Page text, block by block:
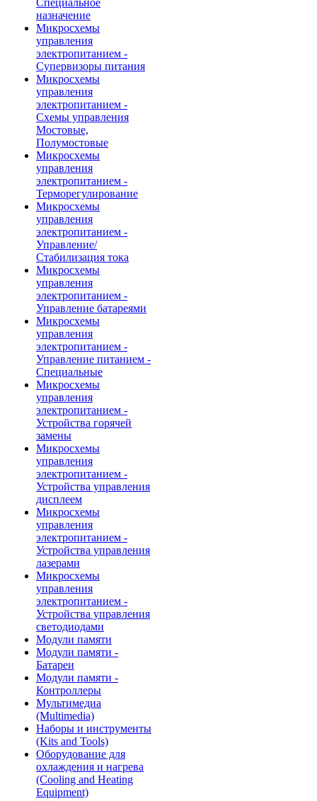
Специальное
назначение
Микросхемы
управления
электропитанием -
Супервизоры питания
Микросхемы
управления
электропитанием -
Схемы управления
Мостовые,
Полумостовые
Микросхемы
управления
электропитанием -
Терморегулирование
Микросхемы
управления
электропитанием -
Управление/
Стабилизация тока
Микросхемы
управления
электропитанием -
Управление батареями
Микросхемы
управления
электропитанием -
Управление питанием -
Специальные
Микросхемы
управления
электропитанием -
Устройства горячей
замены
Микросхемы
управления
электропитанием -
Устройства управления
дисплеем
Микросхемы
управления
электропитанием -
Устройства управления
лазерами
Микросхемы
управления
электропитанием -
Устройства управления
светодиодами
Модули памяти
Модули памяти -
Батареи
Модули памяти -
Контроллеры
Мультимедиа
(Multimedia)
Наборы и инструменты
(Kits and Tools)
Оборудование для
охлаждения и нагрева
(Cooling and Heating
Equipment)